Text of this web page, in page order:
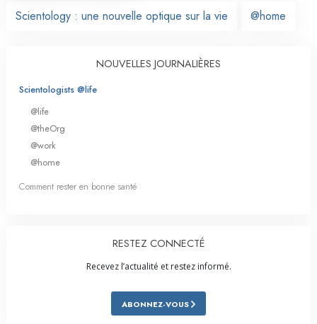
Scientology : une nouvelle optique sur la vie @home
NOUVELLES JOURNALIÈRES
Scientologists @life
@life
@theOrg
@work
@home
Comment rester en bonne santé
RESTEZ CONNECTÉ
Recevez l’actualité et restez informé.
ABONNEZ-VOUS